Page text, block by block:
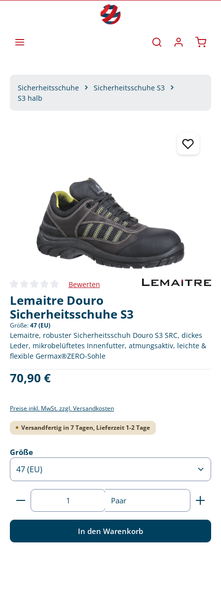
Sicherheitsschuhe
Sicherheitsschuhe S3
S3 halb
Durchschnittliche Bewertung von 0 von 5 Sternen
Bewerten
Lemaitre Douro
Sicherheitsschuhe S3
Größe:47 (EU)
Lemaitre, robuster Sicherheitsschuh Douro S3 SRC, dickes
Leder, mikrobelüftetes Innenfutter, atmungsaktiv, leichte &
flexible Germax®ZERO-Sohle
Regulärer Preis:
70,90 €
Preise inkl. MwSt. zzgl. Versandkosten
Versandfertig in 7 Tagen, Lieferzeit 1-2 Tage
Größeauswählen
Produkt Anzahl: Gib den gewünschten Wert ein
Paar
In den Warenkorb